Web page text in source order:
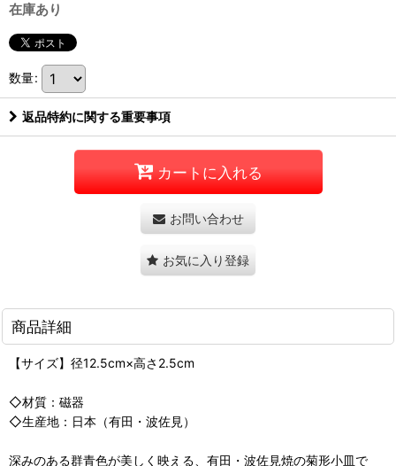
在庫あり
数量:
返品特約に関する重要事項
カートに入れる
お問い合わせ
お気に入り登録
商品詳細
【サイズ】径12.5cm×高さ2.5cm
◇材質：磁器
◇生産地：日本（有田・波佐見）
深みのある群青色が美しく映える、有田・波佐見焼の菊形小皿で